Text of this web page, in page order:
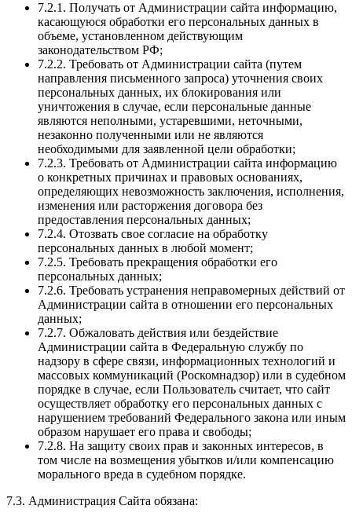
7.2.1. Получать от Администрации сайта информацию,
касающуюся обработки его персональных данных в
объеме, установленном действующим
законодательством РФ;
7.2.2. Требовать от Администрации сайта (путем
направления письменного запроса) уточнения своих
персональных данных, их блокирования или
уничтожения в случае, если персональные данные
являются неполными, устаревшими, неточными,
незаконно полученными или не являются
необходимыми для заявленной цели обработки;
7.2.3. Требовать от Администрации сайта информацию
о конкретных причинах и правовых основаниях,
определяющих невозможность заключения, исполнения,
изменения или расторжения договора без
предоставления персональных данных;
7.2.4. Отозвать свое согласие на обработку
персональных данных в любой момент;
7.2.5. Требовать прекращения обработки его
персональных данных;
7.2.6. Требовать устранения неправомерных действий от
Администрации сайта в отношении его персональных
данных;
7.2.7. Обжаловать действия или бездействие
Администрации сайта в Федеральную службу по
надзору в сфере связи, информационных технологий и
массовых коммуникаций (Роскомнадзор) или в судебном
порядке в случае, если Пользователь считает, что сайт
осуществляет обработку его персональных данных с
нарушением требований Федерального закона или иным
образом нарушает его права и свободы;
7.2.8. На защиту своих прав и законных интересов, в
том числе на возмещения убытков и/или компенсацию
морального вреда в судебном порядке.
7.3. Администрация Сайта обязана: